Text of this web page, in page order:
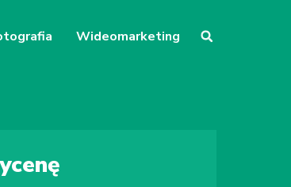
Wideomarketing